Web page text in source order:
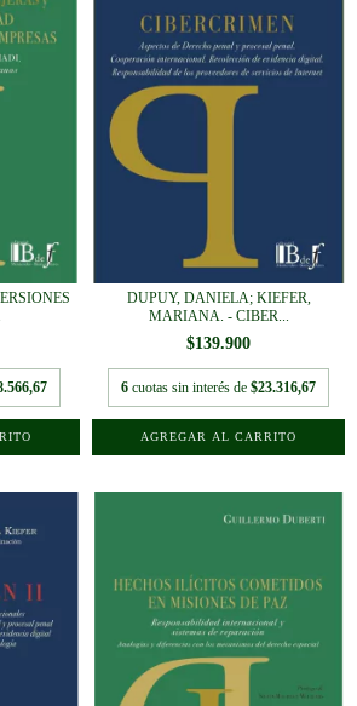
DUPUY, DANIELA; KIEFER,
MARIANA. - CIBER...
$139.900
6 cuotas sin interés de $23.316,67